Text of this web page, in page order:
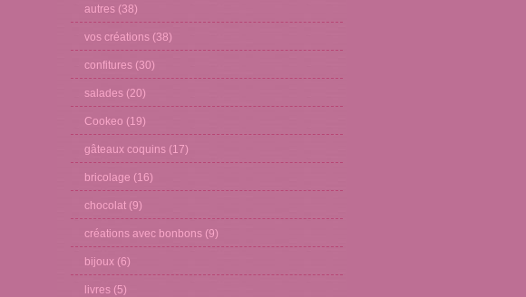
autres (38)
vos créations (38)
confitures (30)
salades (20)
Cookeo (19)
gâteaux coquins (17)
bricolage (16)
chocolat (9)
créations avec bonbons (9)
bijoux (6)
livres (5)